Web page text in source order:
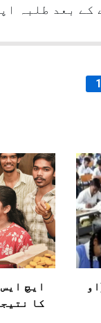
کے بعد طلبہ
ایچ
کا نتیجہ ۸۹ء۷۹؍